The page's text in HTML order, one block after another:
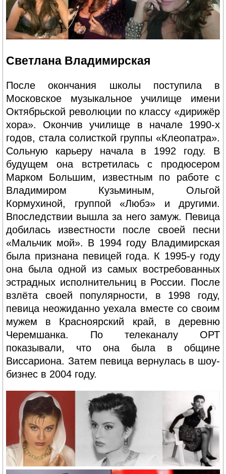
Светлана Владимирская
После окончания школы поступила в
Московское музыкальное училище имени
Октябрьской революции по классу «дирижёр
хора». Окончив училище в начале 1990-х
годов, стала солисткой группы «Клеопатра».
Сольную карьеру начала в 1992 году. В
будущем она встретилась с продюсером
Марком Большим, известным по работе с
Владимиром Кузьминым, Ольгой
Кормухиной, группой «Любэ» и другими.
Впоследствии вышла за него замуж. Певица
добилась известности после своей песни
«Мальчик мой». В 1994 году Владимирская
была признана певицей года. К 1995-у году
она была одной из самых востребованных
эстрадных исполнительниц в России. После
взлёта своей популярности, в 1998 году,
певица неожиданно уехала вместе со своим
мужем в Красноярский край, в деревню
Черемшанка. По телеканалу ОРТ
показывали, что она была в общине
Виссариона. Затем певица вернулась в шоу-
бизнес в 2004 году.